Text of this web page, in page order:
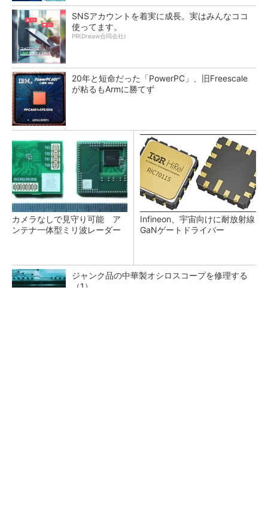
SNSアカウントを着実に成長。実はみんなココ
使ってます。
PR(Dreaw合同会社)
20年と短命だった「PowerPC」、旧Freescale
が粘るもArmに勝てず
カメラなしで見守り可能 ア
ンテナ一体型ミリ波レーダー
Infineon、宇宙向けに耐放射線
GaNゲートドライバー
ジャンク品の中華製オシロスコープを修理する
（1）